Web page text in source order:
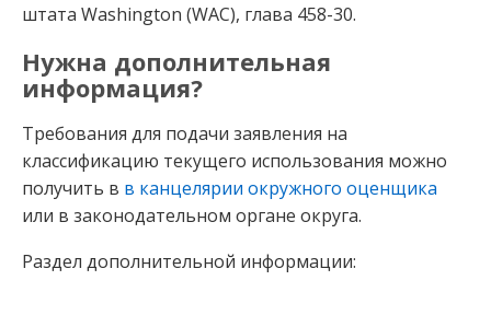
штата Washington (WAC), глава 458-30.
Нужна дополнительная
информация?
Требования для подачи заявления на
классификацию текущего использования можно
получить в в канцелярии окружного оценщика
или в законодательном органе округа.
Раздел дополнительной информации: